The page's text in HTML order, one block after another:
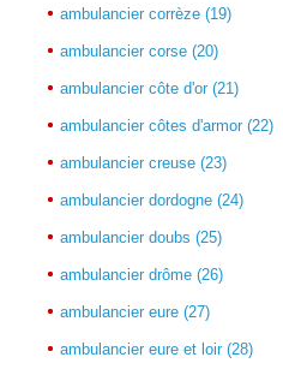
ambulancier corrèze (19)
ambulancier corse (20)
ambulancier côte d'or (21)
ambulancier côtes d'armor (22)
ambulancier creuse (23)
ambulancier dordogne (24)
ambulancier doubs (25)
ambulancier drôme (26)
ambulancier eure (27)
ambulancier eure et loir (28)